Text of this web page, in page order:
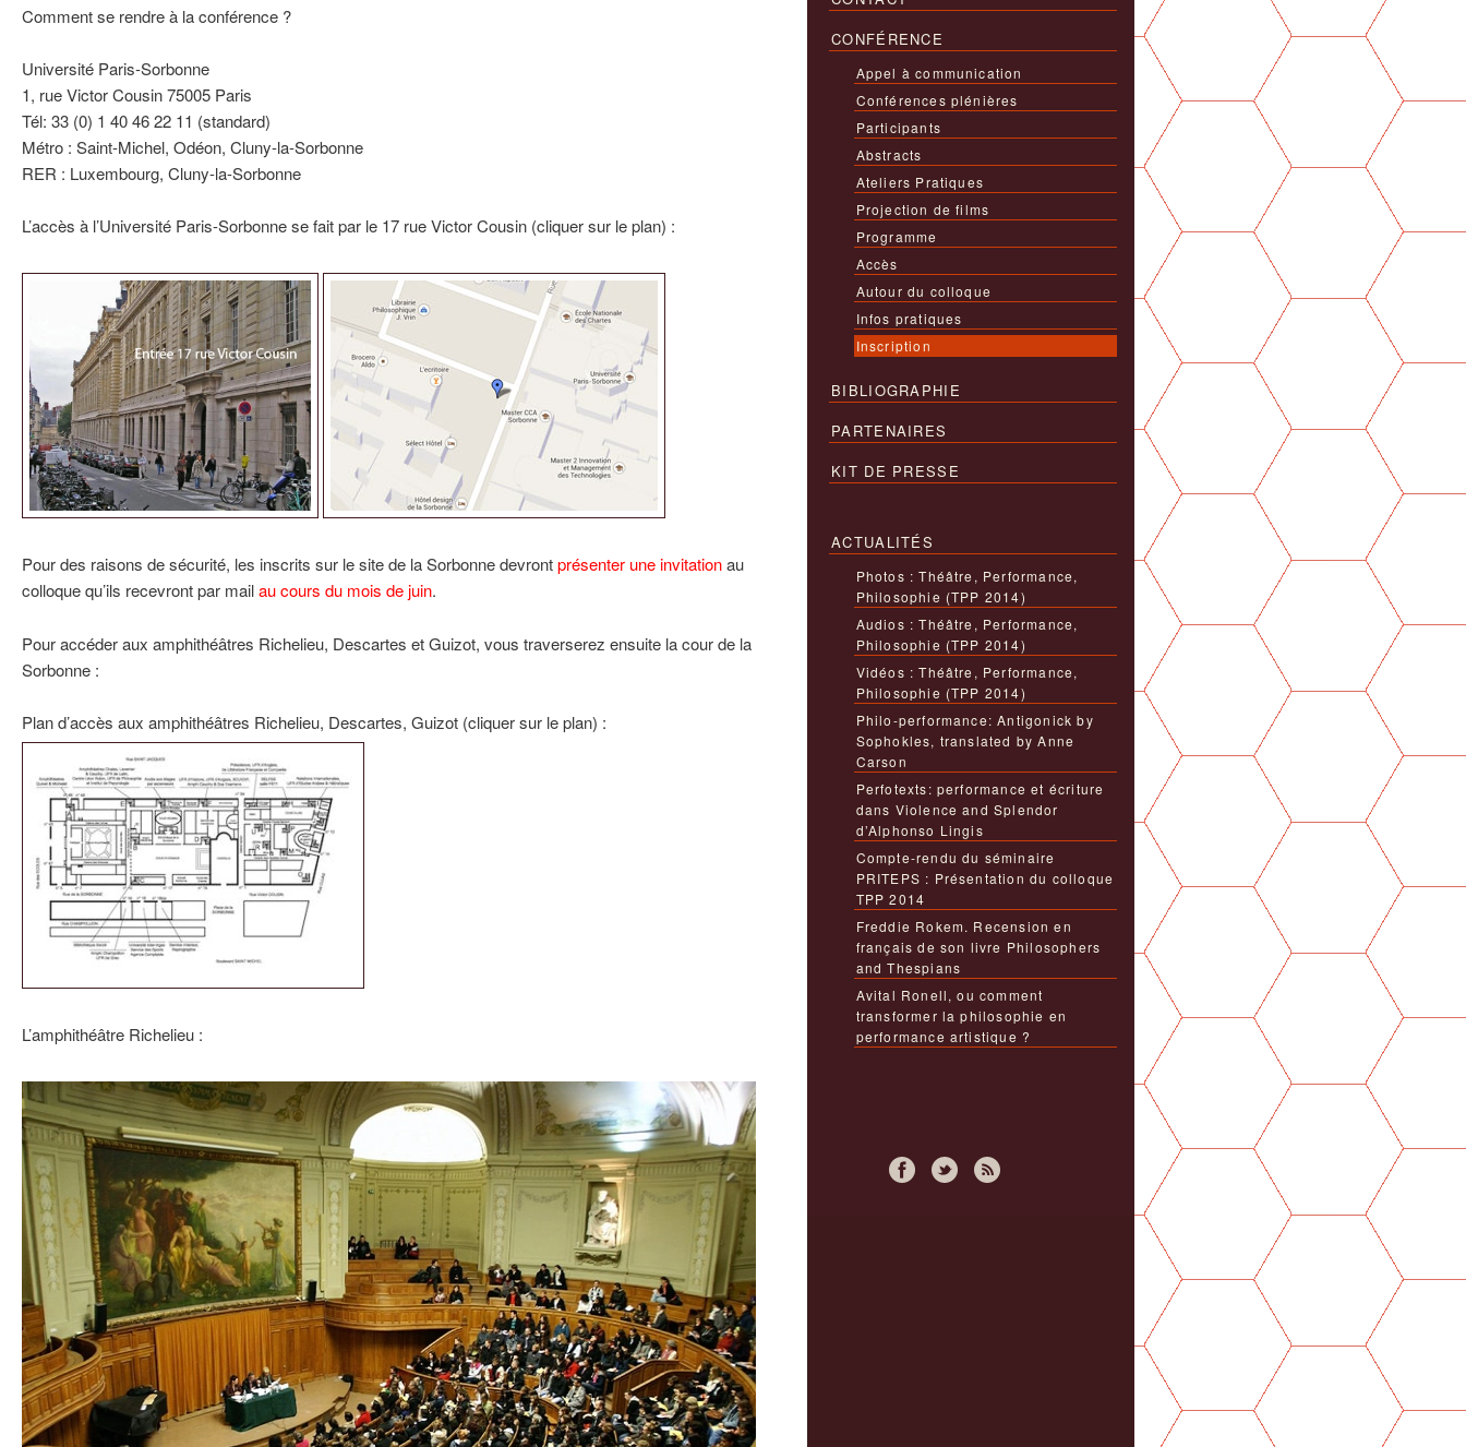
CONFÉRENCE
Appel à communication
Conférences plénières
Participants
Abstracts
Ateliers Pratiques
Projection de films
Programme
Accès
Autour du colloque
Infos pratiques
Inscription
BIBLIOGRAPHIE
PARTENAIRES
KIT DE PRESSE
ACTUALITÉS
Photos : Théâtre, Performance,
Philosophie (TPP 2014)
Audios : Théâtre, Performance,
Philosophie (TPP 2014)
Vidéos : Théâtre, Performance,
Philosophie (TPP 2014)
Philo-performance: Antigonick by
Sophokles, translated by Anne
Carson
Perfotexts: performance et écriture
dans Violence and Splendor
d’Alphonso Lingis
Compte-rendu du séminaire
PRITEPS : Présentation du colloque
TPP 2014
Freddie Rokem. Recension en
français de son livre Philosophers
and Thespians
Avital Ronell, ou comment
transformer la philosophie en
performance artistique ?
Comment se rendre à la conférence ?
Université Paris-Sorbonne
1, rue Victor Cousin 75005 Paris
Tél: 33 (0) 1 40 46 22 11 (standard)
Métro : Saint-Michel, Odéon, Cluny-la-Sorbonne
RER : Luxembourg, Cluny-la-Sorbonne
L’accès à l’Université Paris-Sorbonne se fait par le 17 rue Victor Cousin (cliquer sur le plan) :
Pour des raisons de sécurité, les inscrits sur le site de la Sorbonne devrontprésenter une invitationau
colloque qu’ils recevront par mailau cours du mois de juin.
Pour accéder aux amphithéâtres Richelieu, Descartes et Guizot, vous traverserez ensuite la cour de la
Sorbonne :
Plan d’accès aux amphithéâtres Richelieu, Descartes, Guizot (cliquer sur le plan) :
L’amphithéâtre Richelieu :